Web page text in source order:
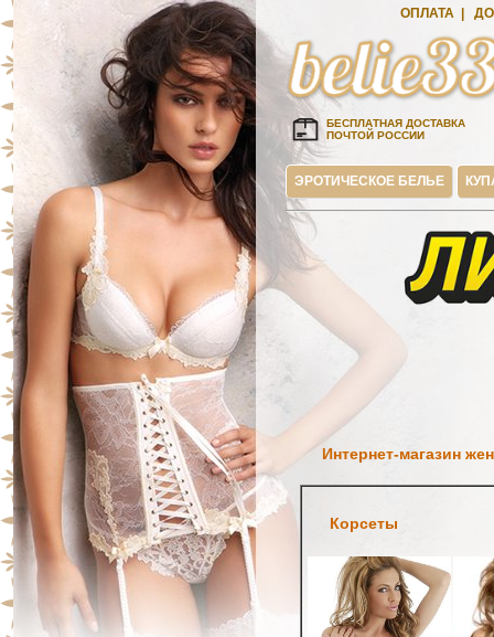
ОПЛАТА
БЕСПЛАТНАЯ ДОСТАВКА
ПОЧТОЙ РОССИИ
ЭРОТИЧЕСКОЕ БЕЛЬЕ
Интернет-магазин
Корсеты